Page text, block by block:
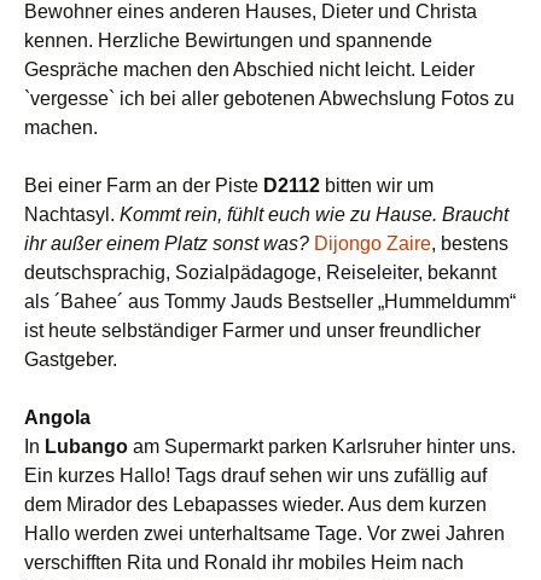
Bewohner eines anderen Hauses, Dieter und Christa
kennen. Herzliche Bewirtungen und spannende
Gespräche machen den Abschied nicht leicht. Leider
`vergesse` ich bei aller gebotenen Abwechslung Fotos zu
machen.
Bei einer Farm an der Piste D2112 bitten wir um
Nachtasyl. Kommt rein, fühlt euch wie zu Hause. Braucht
ihraußer einem Platz sonst was? Dijongo Zaire, bestens
deutschsprachig, Sozialpädagoge, Reiseleiter, bekannt
als ´Bahee´ aus Tommy Jauds Bestseller „Hummeldumm“
ist heute selbständiger Farmer und unser freundlicher
Gastgeber.
Angola
In Lubango am Supermarkt parken Karlsruher hinter uns.
Ein kurzes Hallo! Tags drauf sehen wir uns zufällig auf
dem Mirador des Lebapasses wieder. Aus dem kurzen
Hallo werden zwei unterhaltsame Tage. Vor zwei Jahren
verschifften Rita und Ronald ihr mobiles Heim nach